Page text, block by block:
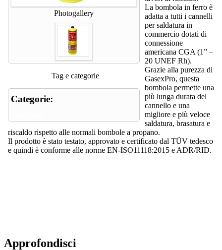
Photogallery
Tag e categorie
Categorie:
La bombola in ferro è
adatta a tutti i cannelli
per saldatura in
commercio dotati di
connessione
americana CGA (1” –
20 UNEF Rh).
Grazie alla purezza di
GasexPro, questa
bombola permette una
più lunga durata del
cannello e una
migliore e più veloce
saldatura, brasatura e
riscaldo rispetto alle normali bombole a propano.
Il prodotto è stato testato, approvato e certificato dal TÜV tedesco
e quindi è conforme alle norme EN-ISO11118:2015 e ADR/RID.
Approfondisci